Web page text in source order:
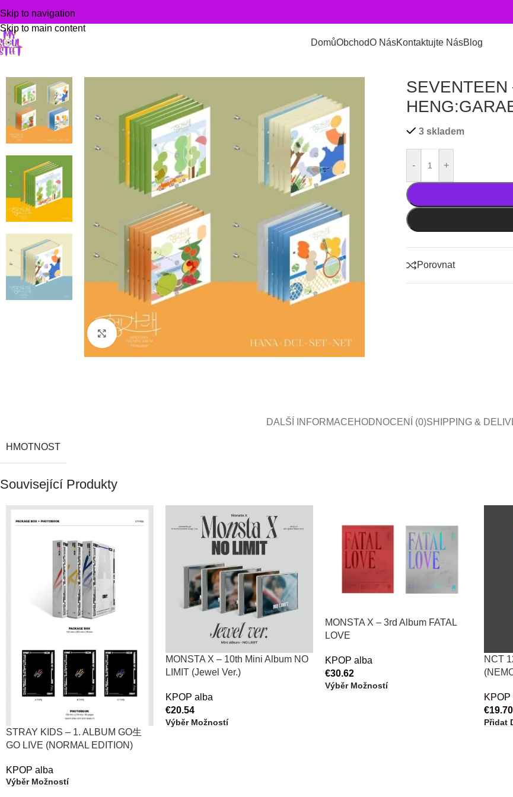
Skip to navigation
Skip to main content
DomůObchodO NásKontaktujte NásBlog
Domů
Click to enlarge
SEVENTEEN
3 skladem
- +
Porovnat
DALŠÍ INFORMACEHODNOCENÍ (0)SHIPPING &
HMOTNOST
Související Produkty
STRAY KIDS – 1. ALBUM GO生
GO LIVE (NORMAL EDITION)
KPOP alba
Výběr Možností
MONSTA X – 10th Mini Album NO
LIMIT (Jewel Ver.)
KPOP alba
€20.54
Výběr Možností
MONSTA X – 3rd Album FATAL
LOVE
KPOP alba
€30.62
Výběr Možností
NCT
KPOP
€19.70
Přidat